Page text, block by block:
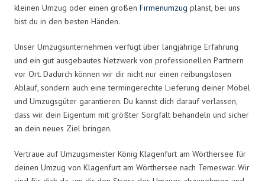
kleinen Umzug oder einen großen Firmenumzug planst, bei uns
bist du in den besten Händen.
Unser Umzugsunternehmen verfügt über langjährige Erfahrung
und ein gut ausgebautes Netzwerk von professionellen Partnern
vor Ort. Dadurch können wir dir nicht nur einen reibungslosen
Ablauf, sondern auch eine termingerechte Lieferung deiner Möbel
und Umzugsgüter garantieren. Du kannst dich darauf verlassen,
dass wir dein Eigentum mit größter Sorgfalt behandeln und sicher
an dein neues Ziel bringen.
Vertraue auf Umzugsmeister König Klagenfurt am Wörthersee für
deinen Umzug von Klagenfurt am Wörthersee nach Temeswar. Wir